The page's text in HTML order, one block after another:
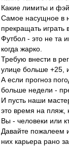
Какие лимиты и
Самое насущное в
прекращать играть
Футбол - это не та
когда жарко.
Требую внести в
улице больше +25,
А если прогноз
больше недели -
И пусть наши
это время на пляж,
Вы - человеки или
Давайте пожалеем
них карьера рано